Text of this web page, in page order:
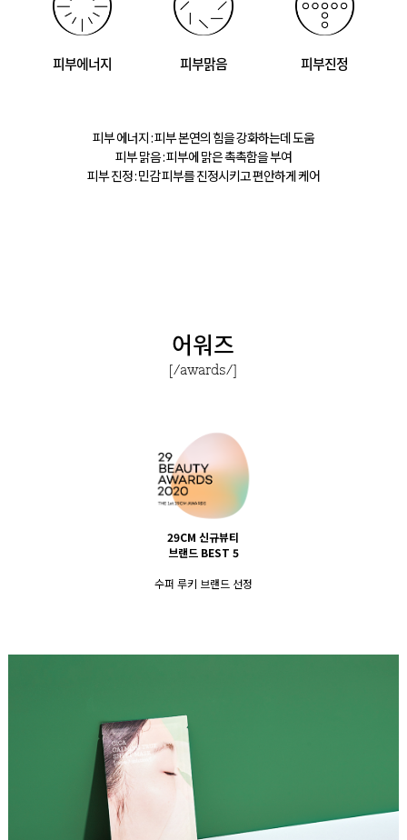
피부에너지 피부맑음 피부진정
피부 에너지 : 피부 본연의 힘을 강화하는데 도움
피부 맑음 : 피부에 맑은 촉촉함을 부여
피부 진정 : 민감 피부를 진정시키고 편안하게 케어
어워즈
[/awards/]
29CM 신규뷰티
브랜드 BEST 5
수퍼 루키 브랜드 선정